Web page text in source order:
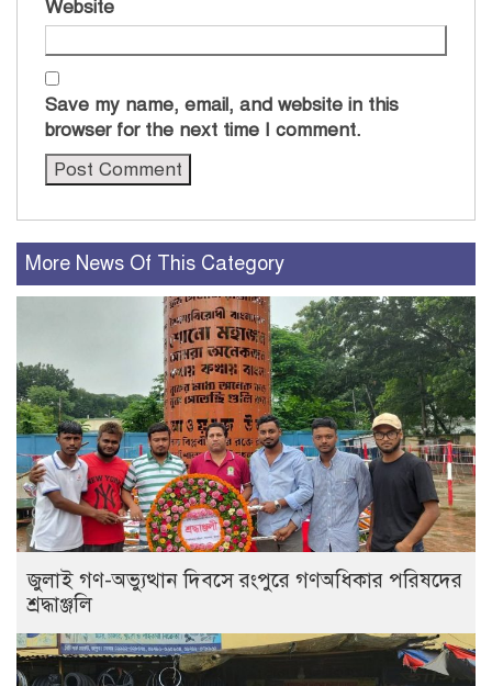
Website
Save my name, email, and website in this
browser for the next time I comment.
More News Of This Category
‎জুলাই গণ-অভ্যুত্থান দিবসে রংপুরে গণঅধিকার পরিষদের
শ্রদ্ধাঞ্জলি ‎